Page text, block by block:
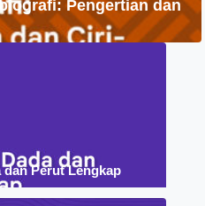
Di Indonesia
dan Perut Lengkap